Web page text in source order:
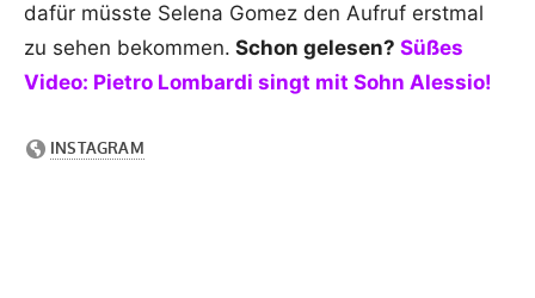
dafür müsste Selena Gomez den Aufruf erstmal
zu sehen bekommen. Schon gelesen? Süßes
Video: Pietro Lombardi singt mit Sohn Alessio!